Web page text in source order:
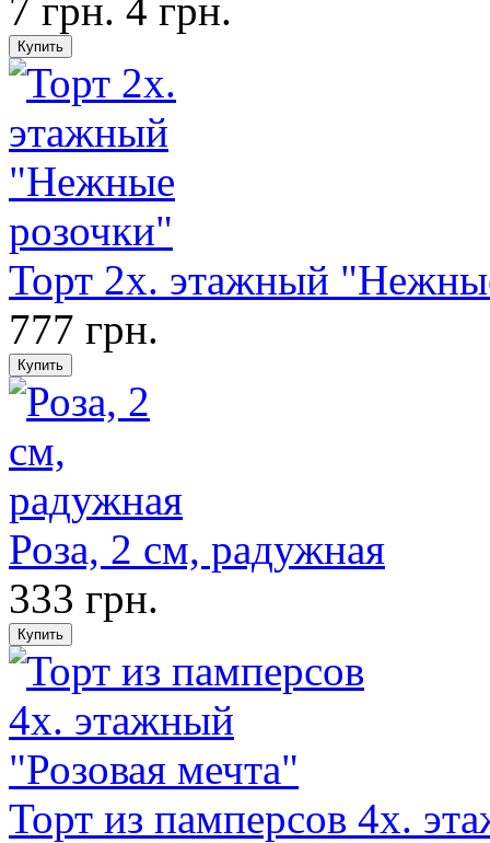
7 грн. 4 грн.
Торт 2х. этажный
777 грн.
Роза, 2 см, радужная
333 грн.
Торт из памперсов 4х.